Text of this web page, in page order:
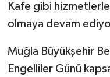
Kafe gibi
olmaya devam
Muğla Büyükşehir
Engelliler Günü